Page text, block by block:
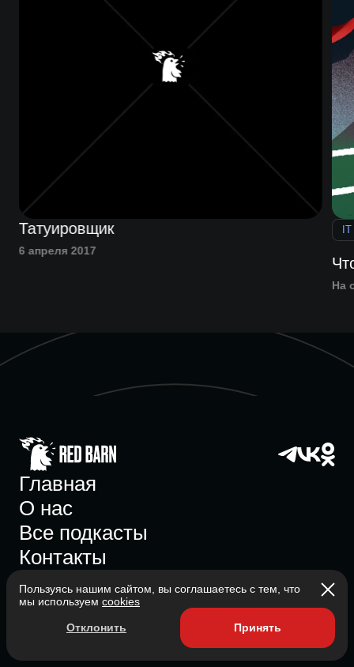
Татуировщик
6 апреля 2017
IT
На
Главная
О нас
Все подкасты
Контакты
Состоит в ассоциации с 2023
Пользуясь нашим сайтом, вы соглашаетесь с тем, что
мы используем cookies
Отклонить Принять